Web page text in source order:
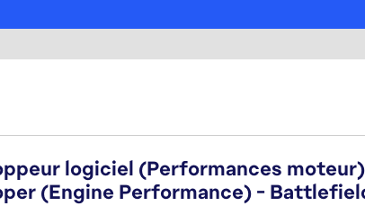
logiciel (Performances
(Engine Performance) -